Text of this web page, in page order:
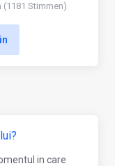
Stimmen)
in care